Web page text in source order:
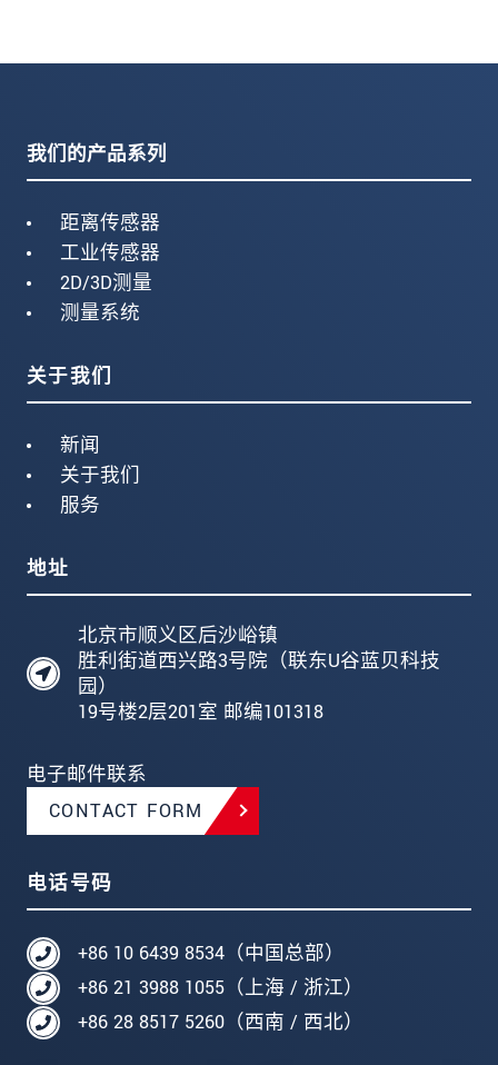
我们的产品系列
距离传感器
工业传感器
2D/3D测量
测量系统
关于我们
新闻
关于我们
服务
地址
北京市顺义区后沙峪镇
胜利街道西兴路3号院（联东U谷蓝贝科技
园）
19号楼2层201室 邮编101318
电子邮件联系
CONTACT FORM
电话号码
+86 10 6439 8534（中国总部）
+86 21 3988 1055（上海 / 浙江）
+86 28 8517 5260（西南 / 西北）